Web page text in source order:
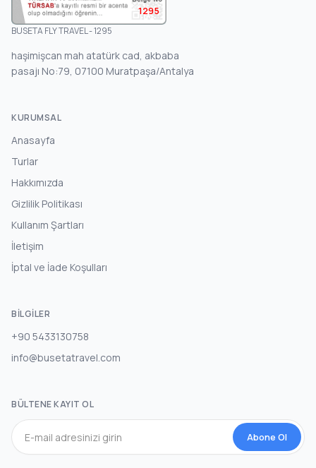
1295
BUSETA FLY TRAVEL - 1295
haşimişcan mah atatürk cad, akbaba
pasajı No:79, 07100 Muratpaşa/Antalya
KURUMSAL
Anasayfa
Turlar
Hakkımızda
Gizlilik Politikası
Kullanım Şartları
İletişim
İptal ve İade Koşulları
BILGILER
+90 5433130758
info@busetatravel.com
BÜLTENE KAYIT OL
Abone Ol